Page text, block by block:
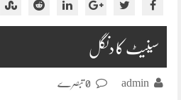
سینیٹ کا دنگل
admin